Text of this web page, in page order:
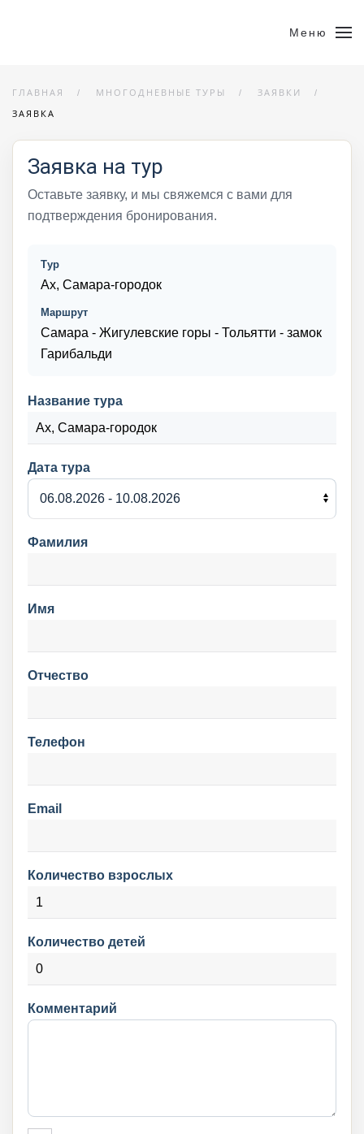
Меню
ГЛАВНАЯ МНОГОДНЕВНЫЕ ТУРЫ
ЗАЯВКИ
ЗАЯВКА
Заявка на тур
Оставьте заявку, и мы свяжемся с вами для
подтверждения бронирования.
Тур
Ах, Самара-городок
Маршрут
Самара - Жигулевские горы - Тольятти - замок
Гарибальди
Название тура
Дата тура
Фамилия
Имя
Отчество
Телефон
Email
Количество взрослых
Количество детей
Комментарий